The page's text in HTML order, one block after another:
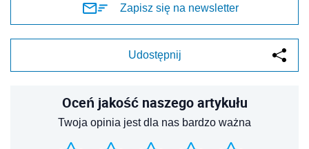
Zapisz się na newsletter
Udostępnij
Oceń jakość naszego artykułu
Twoja opinia jest dla nas bardzo ważna